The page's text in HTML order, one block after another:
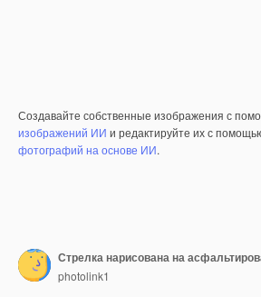
Создавайте собственные изображения с
изображений ИИ и редактируйте их с
фотографий на основе ИИ.
Стрелка нарисована на
photolink1